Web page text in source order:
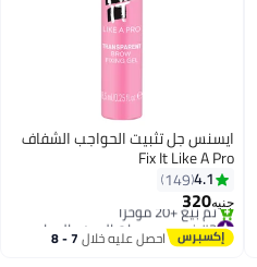
ايسنس جل تثبيت الحواجب الشفاف
Fix It Like A Pro
4.1
149
جنيه320
#3 في مجموعات العين والحواجب
توصيل مجاني
تم بيع +20 مؤخرًا
احصل عليه خلال 7 - 8